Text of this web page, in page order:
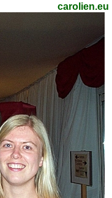
carolien.eu